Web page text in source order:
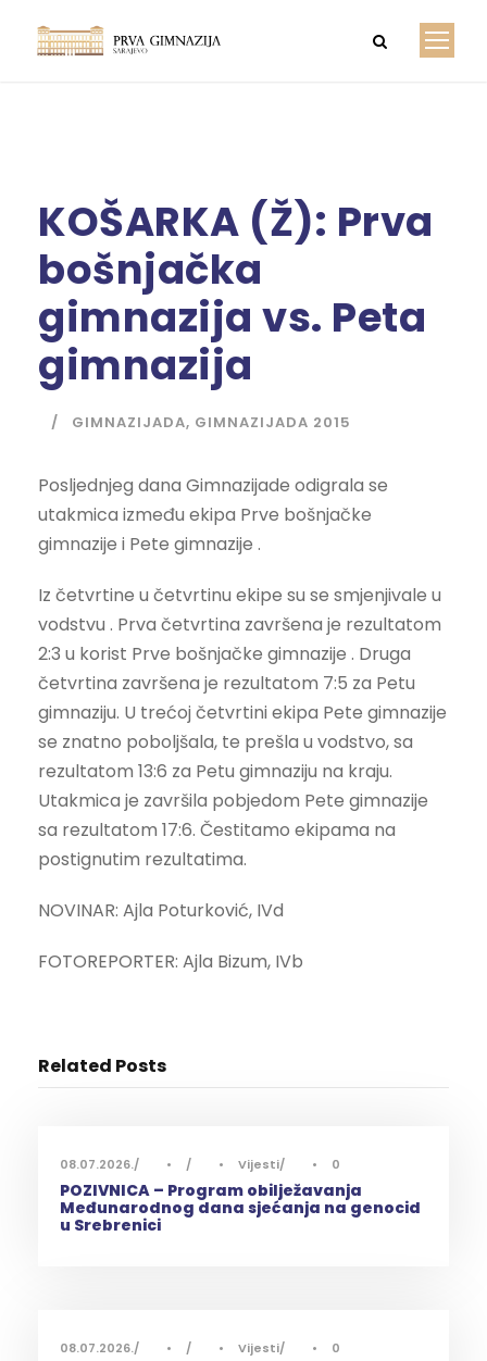
KOŠARKA (Ž): Prva
bošnjačka
gimnazija vs. Peta
gimnazija
GIMNAZIJADA, GIMNAZIJADA 2015
Posljednjeg dana Gimnazijade odigrala se
utakmica između ekipa Prve bošnjačke
gimnazije i Pete gimnazije .
Iz četvrtine u četvrtinu ekipe su se smjenjivale u
vodstvu . Prva četvrtina završena je rezultatom
2:3 u korist Prve bošnjačke gimnazije . Druga
četvrtina završena je rezultatom 7:5 za Petu
gimnaziju. U trećoj četvrtini ekipa Pete gimnazije
se znatno poboljšala, te prešla u vodstvo, sa
rezultatom 13:6 za Petu gimnaziju na kraju.
Utakmica je završila pobjedom Pete gimnazije
sa rezultatom 17:6. Čestitamo ekipama na
postignutim rezultatima.
NOVINAR: Ajla Poturković, IVd
FOTOREPORTER: Ajla Bizum, IVb
Related Posts
08.07.2026. • • Vijesti • 0
POZIVNICA – Program obilježavanja
Međunarodnog dana sjećanja na genocid
u Srebrenici
08.07.2026. • • Vijesti • 0